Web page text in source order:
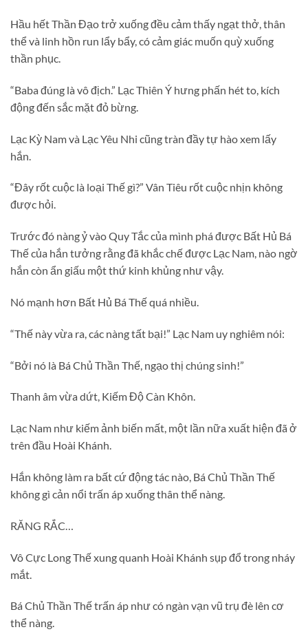
Hầu hết Thần Đạo trở xuống đều cảm thấy ngạt thở, thân
thể và linh hồn run lẩy bẩy, có cảm giác muốn quỳ xuống
thần phục.
“Baba đúng là vô địch.” Lạc Thiên Ý hưng phấn hét to, kích
động đến sắc mặt đỏ bừng.
Lạc Kỳ Nam và Lạc Yêu Nhi cũng tràn đầy tự hào xem lấy
hắn.
“Đây rốt cuộc là loại Thế gì?” Vân Tiêu rốt cuộc nhịn không
được hỏi.
Trước đó nàng ỷ vào Quy Tắc của mình phá được Bất Hủ Bá
Thế của hắn tưởng rằng đã khắc chế được Lạc Nam, nào ngờ
hắn còn ẩn giấu một thứ kinh khủng như vậy.
Nó mạnh hơn Bất Hủ Bá Thế quá nhiều.
“Thế này vừa ra, các nàng tất bại!” Lạc Nam uy nghiêm nói:
“Bởi nó là Bá Chủ Thần Thế, ngạo thị chúng sinh!”
Thanh âm vừa dứt, Kiếm Độ Càn Khôn.
Lạc Nam như kiếm ảnh biến mất, một lần nữa xuất hiện đã ở
trên đầu Hoài Khánh.
Hắn không làm ra bất cứ động tác nào, Bá Chủ Thần Thế
không gì cản nổi trấn áp xuống thân thể nàng.
RĂNG RẮC…
Vô Cực Long Thế xung quanh Hoài Khánh sụp đổ trong nháy
mắt.
Bá Chủ Thần Thế trấn áp như có ngàn vạn vũ trụ đè lên cơ
thể nàng.